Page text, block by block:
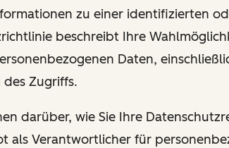
zu einer identifizierten
beschreibt Ihre
Daten,
Zugriffs.
darüber, wie Sie Ihre
als Verantwortlicher für